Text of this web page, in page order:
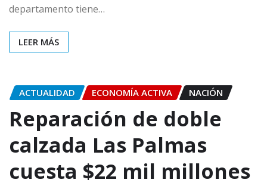
departamento tiene…
LEER MÁS
ACTUALIDAD ECONOMÍA ACTIVA NACIÓN
Reparación de doble
calzada Las Palmas
cuesta $22 mil millones